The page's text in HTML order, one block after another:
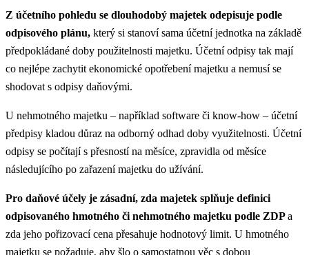
Z účetního pohledu se dlouhodobý majetek odepisuje podle
odpisového plánu, který si stanoví sama účetní jednotka na základě
předpokládané doby použitelnosti majetku. Účetní odpisy tak mají
co nejlépe zachytit ekonomické opotřebení majetku a nemusí se
shodovat s odpisy daňovými.
U nehmotného majetku – například software či know-how – účetní
předpisy kladou důraz na odborný odhad doby využitelnosti. Účetní
odpisy se počítají s přesností na měsíce, zpravidla od měsíce
následujícího po zařazení majetku do užívání.
Pro daňové účely je zásadní, zda majetek splňuje definici
odpisovaného hmotného či nehmotného majetku podle ZDPa
zda jeho pořizovací cena přesahuje hodnotový limit. U hmotného
majetku se požaduje, aby šlo o samostatnou věc s dobou